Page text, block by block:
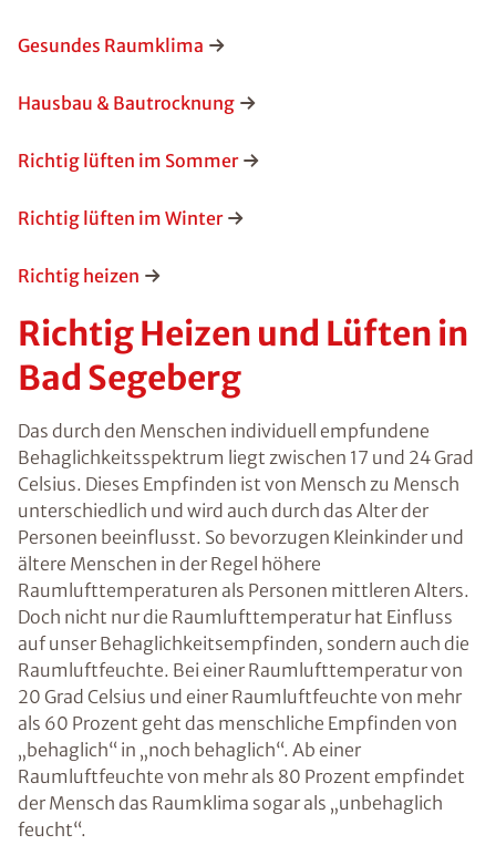
Gesundes Raumklima
Hausbau & Bautrocknung
Richtig lüften im Sommer
Richtig lüften im Winter
Richtig heizen
Richtig Heizen und Lüften in
Bad Segeberg
Das durch den Menschen individuell empfundene
Behaglichkeitsspektrum liegt zwischen 17 und 24 Grad
Celsius. Dieses Empfinden ist von Mensch zu Mensch
unterschiedlich und wird auch durch das Alter der
Personen beeinflusst. So bevorzugen Kleinkinder und
ältere Menschen in der Regel höhere
Raumlufttemperaturen als Personen mittleren Alters.
Doch nicht nur die Raumlufttemperatur hat Einfluss
auf unser Behaglichkeitsempfinden, sondern auch die
Raumluftfeuchte. Bei einer Raumlufttemperatur von
20 Grad Celsius und einer Raumluftfeuchte von mehr
als 60 Prozent geht das menschliche Empfinden von
„behaglich“ in „noch behaglich“. Ab einer
Raumluftfeuchte von mehr als 80 Prozent empfindet
der Mensch das Raumklima sogar als „unbehaglich
feucht“.